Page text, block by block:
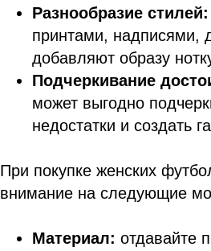
Разнообразие стилей:
принтами, надписями,
добавляют образу
Подчеркивание
может выгодно
недостатки и создать
При покупке женских
внимание на следующие
Материал: отдавайте